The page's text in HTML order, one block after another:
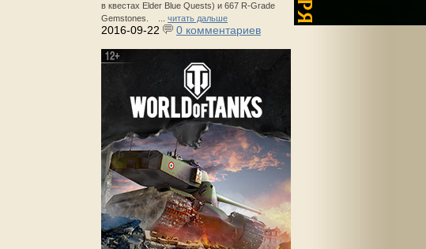
в квестах Elder Blue Quests) и 667 R-Grade
Gemstones. ... читать дальше
2016-09-22 0 комментариев